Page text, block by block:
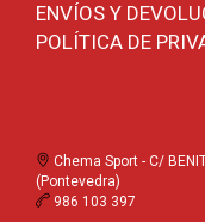
ENVÍOS Y
POLÍTICA DE
Chema Sport - C/
(Pontevedra)
986 103 397